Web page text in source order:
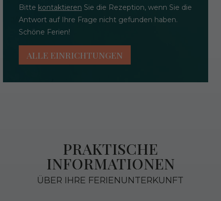
Bitte kontaktieren Sie die Rezeption, wenn Sie die
Antwort auf Ihre Frage nicht gefunden haben.
Schöne Ferien!
ALLE EINRICHTUNGEN
PRAKTISCHE
INFORMATIONEN
ÜBER IHRE FERIENUNTERKUNFT